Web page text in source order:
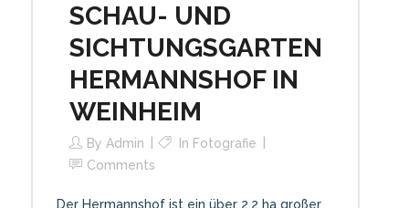
SCHAU- UND
SICHTUNGSGARTEN
HERMANNSHOF IN
WEINHEIM
By Admin In Fotografie
Comments
Der Hermannshof ist ein über 2,2 ha großer